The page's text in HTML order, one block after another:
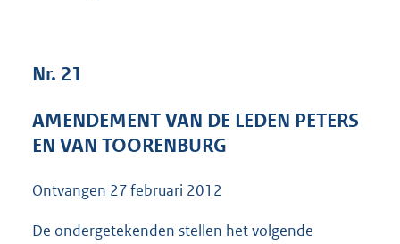
b
Nr. 21
AMENDEMENT VAN DE LEDEN PETERS
EN VAN TOORENBURG
Ontvangen 27 februari 2012
De ondergetekenden stellen het volgende